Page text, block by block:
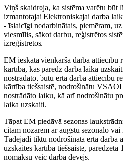
Viņš skaidroja, ka sistēma varētu būt
izmantotajai Elektroniskajai darba
- īslaicīgi nodarbinātais, piemēram,
viesmīlis, sākot darbu, reģistrētos
izreģistrētos.
EM ieskatā vienkārša darba attiecību
kārtība, kas paredz darba laika
nostrādāto, būtu ērta darba attiecību
kārtība tiešsaistē, nodrošinātu
nostrādāto laiku, kā arī nodrošinātu
laika uzskaiti.
Tāpat EM piedāvā sezonas
citām nozarēm ar augstu sezonālo
Tādējādi tiktu nodrošināta ērta darba
uzskaites kārtība tiešsaistē,
nomaksu veic darba devējs.